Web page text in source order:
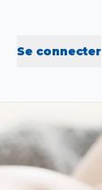
Se connecter